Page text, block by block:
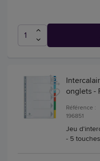
onglets -
Référence :
196851
Jeu
- 5 touches